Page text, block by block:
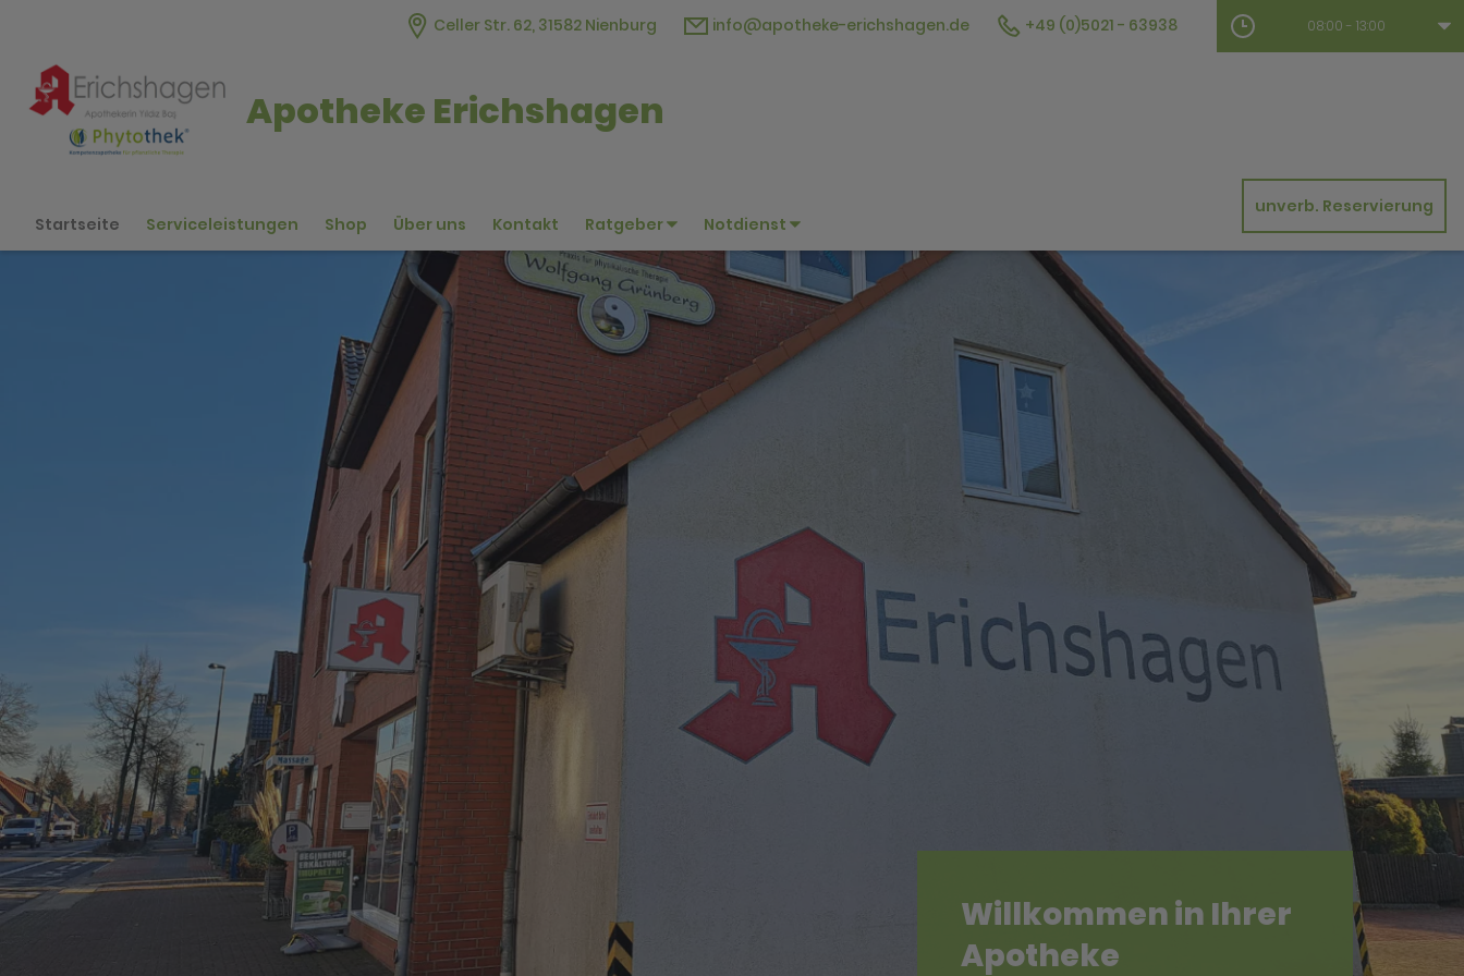
Celler Str. 62, 31582 Nienburg info@apotheke-erichshagen.de +49 (0)5021 - 63938 08:00 - 13:00
Apotheke Erichshagen
Startseite Serviceleistungen Shop Über uns Kontakt Ratgeber Notdienst
unverb. Reservierung
Willkommen in Ihrer
Apotheke